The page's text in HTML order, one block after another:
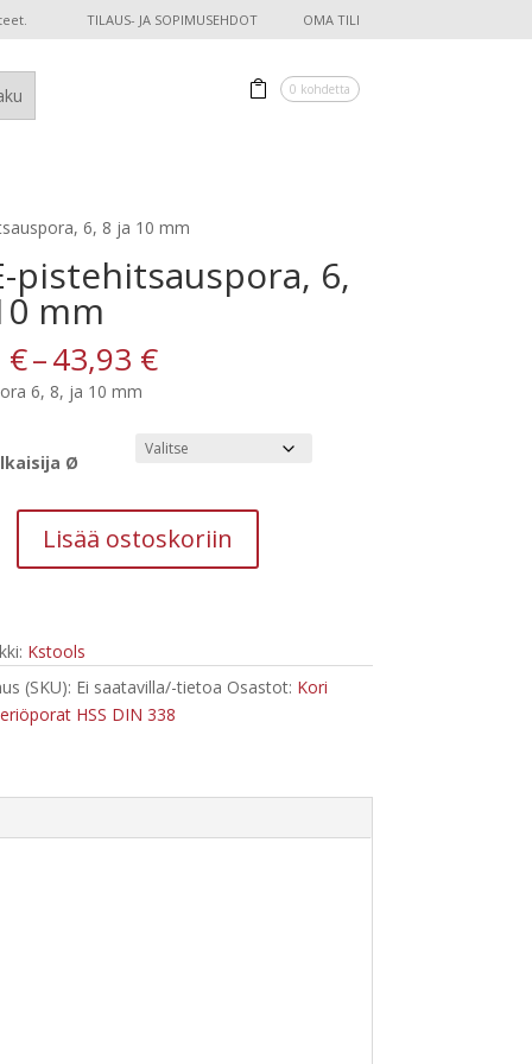
TILAUS- JA SOPIMUSEHDOT OMA TILI
0 kohdetta
6, 8 ja 10 mm
pistehitsauspora, 6,
mm
€–43,93 €Hintaluokka:
30,12 €
43,93 €
6, 8, ja 10 mm
Ø
Lisää ostoskoriin
Kstools
(SKU): Ei saatavilla/-tietoa Osastot: Kori
HSS DIN 338